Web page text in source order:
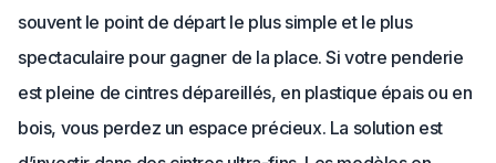
souvent le point de départ le plus simple et le plus
spectaculaire pour gagner de la place. Si votre penderie
est pleine de cintres dépareillés, en plastique épais ou en
bois, vous perdez un espace précieux. La solution est